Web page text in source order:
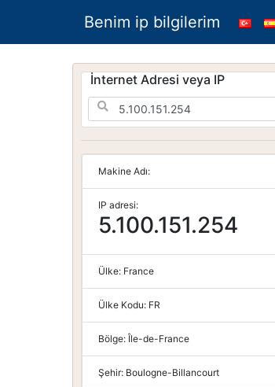
Benim ip bilgilerim
İnternet Adresi veya IP
Makine Adı:
IP adresi:
5.100.151.254
Ülke: France
Ülke Kodu: FR
Bölge: Île-de-France
Şehir: Boulogne-Billancourt